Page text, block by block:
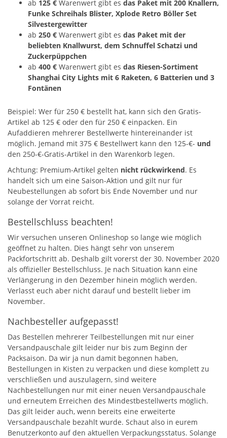
ab 125 € Warenwert gibt es das Paket mit 200 Knallern,
Funke Schreihals Blister, Xplode Retro Böller Set
Silvestergewitter
ab 250 € Warenwert gibt es das Paket mit der
beliebten Knallwurst, dem Schnuffel Schatzi und
Zuckerpüppchen
ab 400 € Warenwert gibt es das Riesen-Sortiment
Shanghai City Lights mit 6 Raketen, 6 Batterien und 3
Fontänen
Beispiel: Wer für 250 € bestellt hat, kann sich den Gratis-
Artikel ab 125 € oder den für 250 € einpacken. Ein
Aufaddieren mehrerer Bestellwerte hintereinander ist
möglich. Jemand mit 375 € Bestellwert kann den 125-€- und
den 250-€-Gratis-Artikel in den Warenkorb legen.
Achtung: Premium-Artikel gelten nicht rückwirkend. Es
handelt sich um eine Saison-Aktion und gilt nur für
Neubestellungen ab sofort bis Ende November und nur
solange der Vorrat reicht.
Bestellschluss beachten!
Wir versuchen unseren Onlineshop so lange wie möglich
geöffnet zu halten. Dies hängt sehr von unserem
Packfortschritt ab. Deshalb gilt vorerst der 30. November 2020
als offizieller Bestellschluss. Je nach Situation kann eine
Verlängerung in den Dezember hinein möglich werden.
Verlasst euch aber nicht darauf und bestellt lieber im
November.
Nachbesteller aufgepasst!
Das Bestellen mehrerer Teilbestellungen mit nur einer
Versandpauschale gilt leider nur bis zum Beginn der
Packsaison. Da wir ja nun damit begonnen haben,
Bestellungen in Kisten zu verpacken und diese komplett zu
verschließen und auszulagern, sind weitere
Nachbestellungen nur mit einer neuen Versandpauschale
und erneutem Erreichen des Mindestbestellwerts möglich.
Das gilt leider auch, wenn bereits eine erweiterte
Versandpauschale bezahlt wurde. Schaut also in eurem
Benutzerkonto auf den aktuellen Verpackungsstatus. Solange